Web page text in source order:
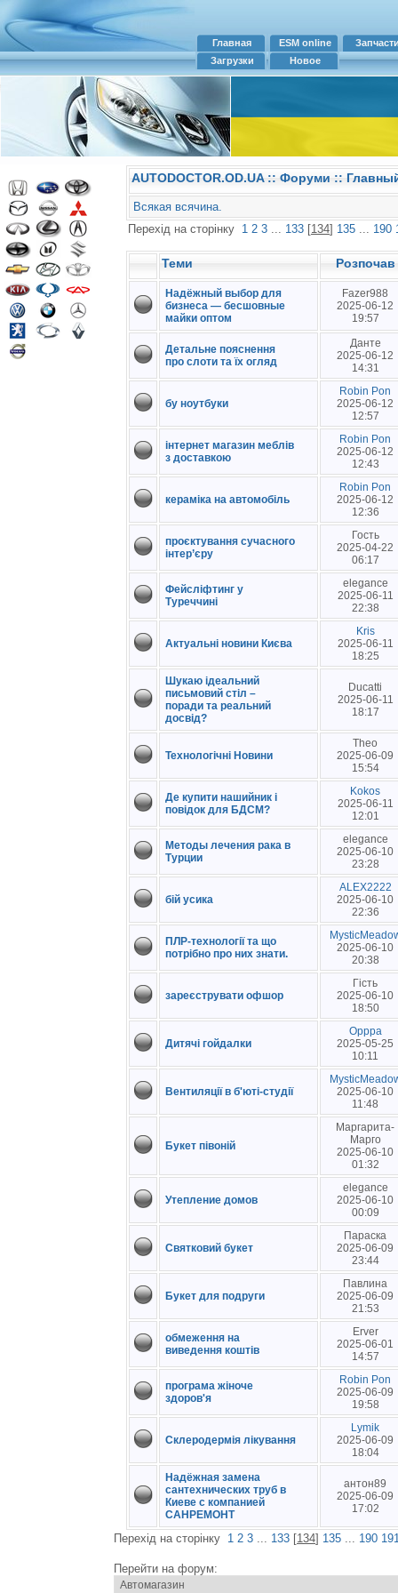
Главная ESM online
Загрузки
Новое
AUTODOCTOR.OD.UA:: Форуми ::
Всякая всячина.
Перехід на сторінку 1 2 3 ... 133 [134] 135 ... 190
Теми Розпочав
Надёжный выбор для
бизнеса — бесшовные
майки оптом
Fazer988
2025-06-12
19:57
Детальне пояснення
про слоти та їх огляд
Данте
2025-06-12
14:31
бу ноутбуки
Robin Pon
2025-06-12
12:57
інтернет магазин меблів
з доставкою
Robin Pon
2025-06-12
12:43
кераміка на автомобіль
Robin Pon
2025-06-12
12:36
проєктування сучасного
інтер’єру
Гость
2025-04-22
06:17
Фейсліфтинг у
Туреччині
elegance
2025-06-11
22:38
Актуальні новини Києва
Kris
2025-06-11
18:25
Шукаю ідеальний
письмовий стіл –
поради та реальний
досвід?
Ducatti
2025-06-11
18:17
Технологічні Новини
Theo
2025-06-09
15:54
Де купити нашийник і
повідок для БДСМ?
Kokos
2025-06-11
12:01
Методы лечения рака в
Турции
elegance
2025-06-10
23:28
бій усика
ALEX2222
2025-06-10
22:36
ПЛР-технології та що
потрібно про них знати.
2025-06-10
20:38
зареєструвати офшор
Гість
2025-06-10
18:50
Дитячі гойдалки
Opppa
2025-05-25
10:11
Вентиляції в б'юті-студії
2025-06-10
11:48
Букет півоній
Маргарита-
Марго
2025-06-10
01:32
Утепление домов
elegance
2025-06-10
00:09
Святковий букет
Параска
2025-06-09
23:44
Букет для подруги
Павлина
2025-06-09
21:53
обмеження на
виведення коштів
Erver
2025-06-01
14:57
програма жіноче
здоров'я
Robin Pon
2025-06-09
19:58
Склеродермія лікування
Lymik
2025-06-09
18:04
Надёжная замена
сантехнических труб в
Киеве с компанией
САНРЕМОНТ
антон89
2025-06-09
17:02
Перехід на сторінку 1 2 3 ... 133 [134] 135 ... 190
Перейти на форум: